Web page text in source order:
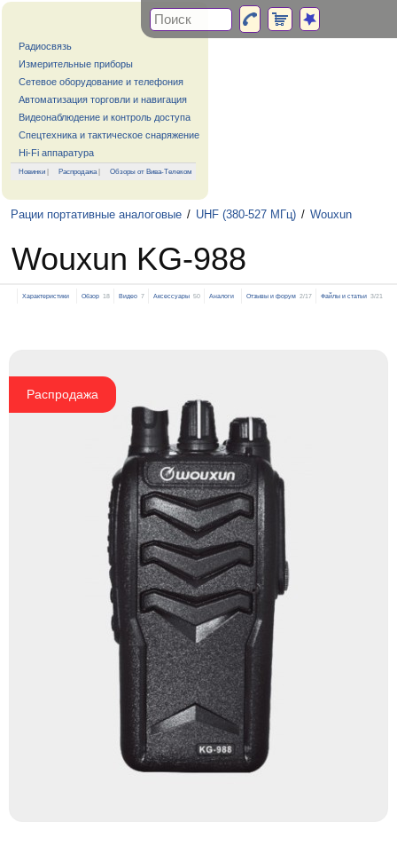
Радиосвязь
Измерительные приборы
Сетевое оборудование и телефония
Автоматизация торговли и навигация
Видеонаблюдение и контроль доступа
Спецтехника и тактическое снаряжение
Hi-Fi аппаратура
Новинки | Распродажа| Обзоры от Вива-Телеком
Рации портативные аналоговые / UHF (380-527 МГц) / Wouxun
Wouxun KG-988
Характеристики Обзор 18 Видео 7 Аксессуары 50 Аналоги Отзывы и форум 2/17 Файлы и статьи 3/21
Распродажа